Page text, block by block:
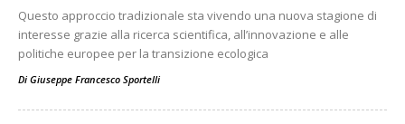
Questo approccio tradizionale sta vivendo una nuova stagione di
interesse grazie alla ricerca scientifica, all’innovazione e alle
politiche europee per la transizione ecologica
Di Giuseppe Francesco Sportelli